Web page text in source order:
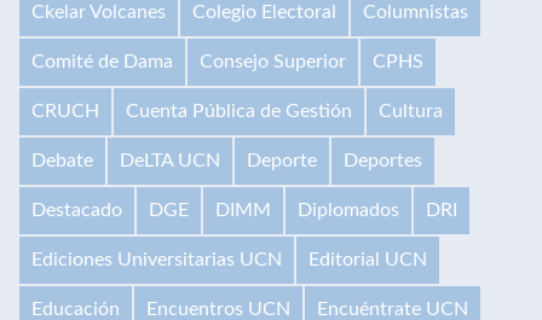
Ckelar Volcanes Colegio Electoral Columnistas
Comité de Dama Consejo Superior CPHS
CRUCH Cuenta Pública de Gestión Cultura
Debate DeLTA UCN Deporte Deportes
Destacado DGE DIMM Diplomados DRI
Ediciones Universitarias UCN Editorial UCN
Educación Encuentros UCN Encuéntrate UCN